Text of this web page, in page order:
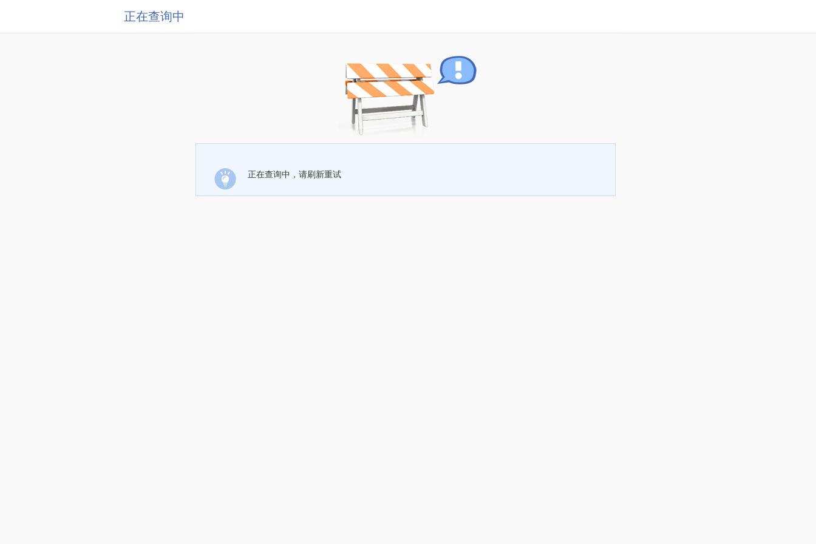
正在查询中
正在查询中，请刷新重试